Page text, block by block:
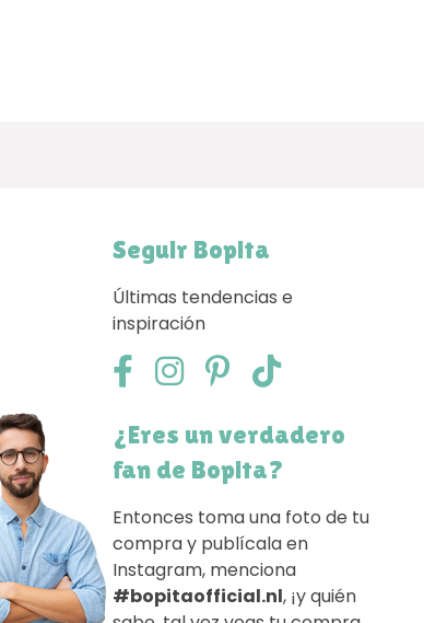
Seguir Bopita
Últimas tendencias e
inspiración
¿Eres un verdadero
fan de Bopita?
Entonces toma una foto de tu
compra y publícala en
Instagram, menciona
#bopitaofficial.nl, ¡y quién